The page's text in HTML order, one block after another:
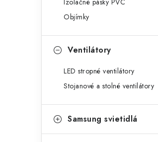
Izolačné pásky PVC
Objímky
Ventilátory
LED stropné ventilátory
Stojanové a stolné ventilátory
Samsung svietidlá